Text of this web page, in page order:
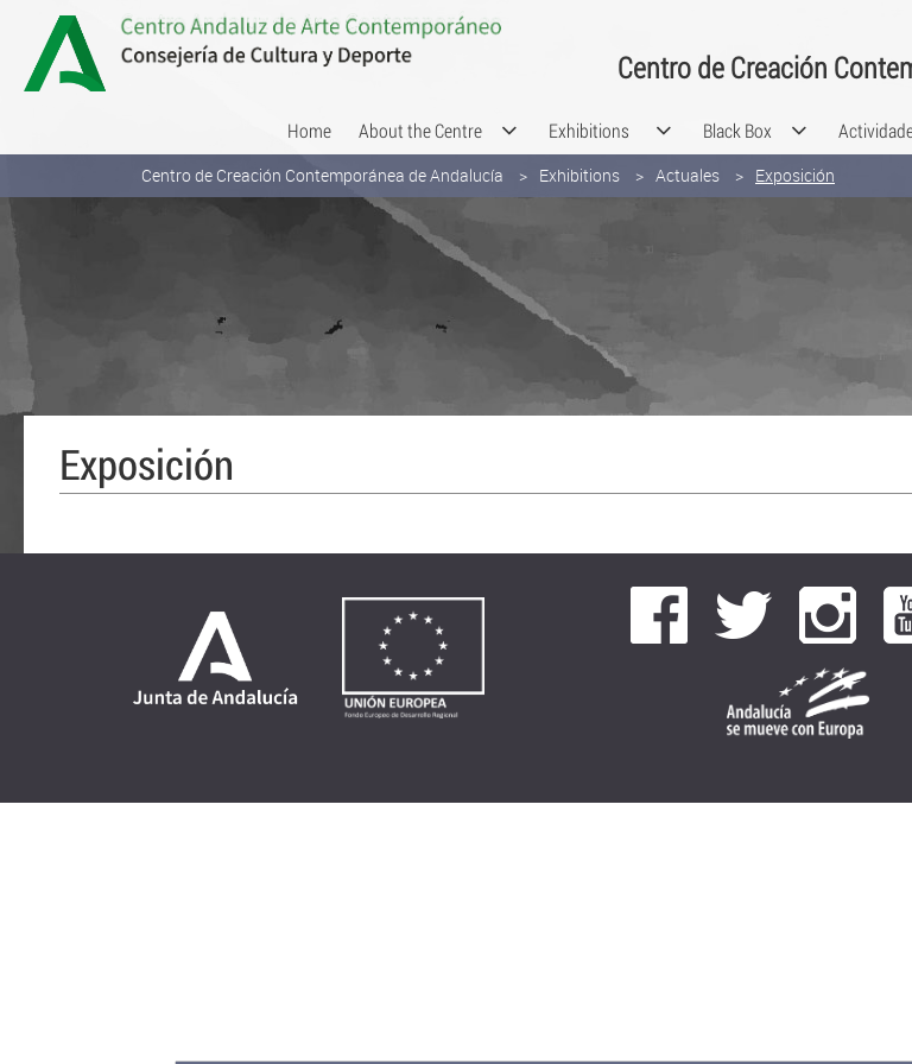
Skip to Content
Centro de Creación
Home About the Centre Exhibitions Black Box
Centro de Creación Contemporánea de Andalucía Exhibitions Actuales Exposición
Exposición